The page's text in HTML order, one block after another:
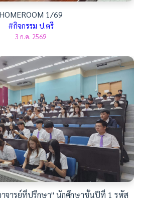
HOMEROOM 1/69
#กิจกรรม ป.ตรี
3 ก.ค. 2569
จารย์ที่ปรึกษา" นักศึกษาชั้นปีที่ 1 รหัส